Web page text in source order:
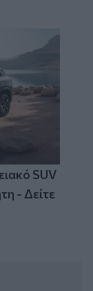
SUV
- Δείτε